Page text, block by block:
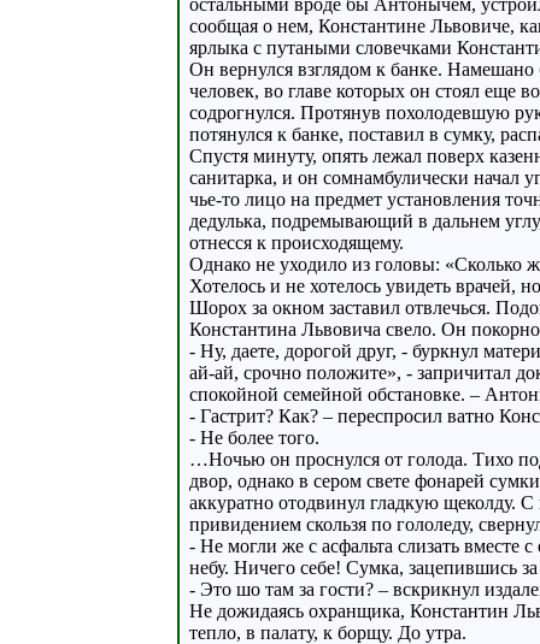
остальными вроде бы Антонычем,
сообщая о нем, Константине Львовиче,
ярлыка с путаными словечками
Он вернулся взглядом к банке.
человек, во главе которых он стоял еще
содрогнулся. Протянув похолодевшую
потянулся к банке, поставил в сумку,
Спустя минуту, опять лежал поверх
санитарка, и он сомнамбулически начал
чье-то лицо на предмет установления
дедулька, подремывающий в дальнем
отнесся к происходящему.
Однако не уходило из головы: «Сколько
Хотелось и не хотелось увидеть врачей,
Шорох за окном заставил отвлечься.
Константина Львовича свело. Он
- Ну, даете, дорогой друг, - буркнул
ай-ай, срочно положите», - запричитал
спокойной семейной обстановке. –
- Гастрит? Как? – переспросил ватно
- Не более того.
…Ночью он проснулся от голода. Тихо
двор, однако в сером свете фонарей
аккуратно отодвинул гладкую щеколду.
привидением скользя по гололеду,
- Не могли же с асфальта слизать вместе
небу. Ничего себе! Сумка, зацепившись
- Это шо там за гости? – вскрикнул
Не дожидаясь охранщика, Константин
тепло, в палату, к борщу. До утра.